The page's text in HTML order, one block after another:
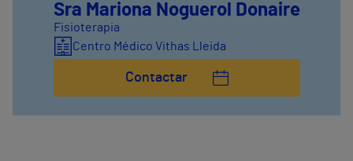
Sra Mariona Noguerol Donaire
Fisioterapia
Centro Médico Vithas Lleida
Contactar